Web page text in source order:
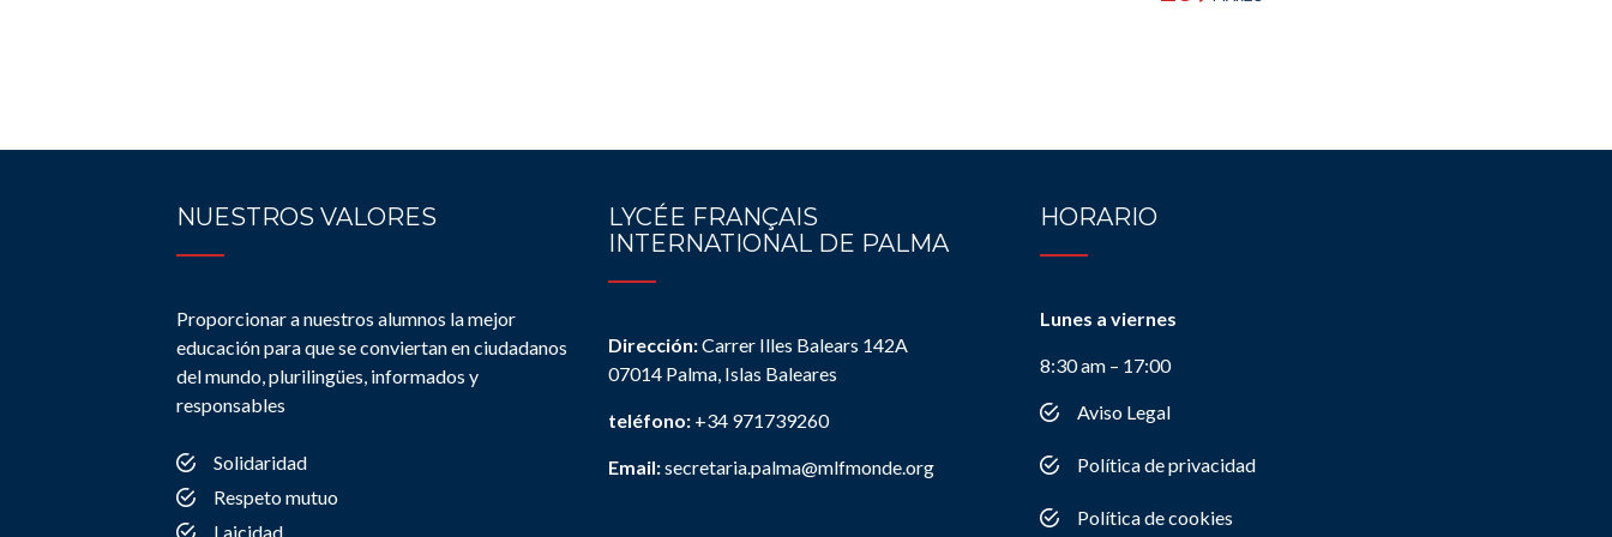
NUESTROS VALORES
Proporcionar a nuestros alumnos la mejor
educación para que se conviertan en ciudadanos
del mundo, plurilingües, informados y
responsables
Solidaridad
Respeto mutuo
Laicidad
LYCÉE FRANÇAIS
INTERNATIONAL DE PALMA
Dirección:Carrer Illes Balears 142A
07014 Palma, Islas Baleares
teléfono: +34 971739260
Email:secretaria.palma@mlfmonde.org
HORARIO
Lunes a viernes
8:30 am – 17:00
Aviso Legal
Política de privacidad
Política de cookies